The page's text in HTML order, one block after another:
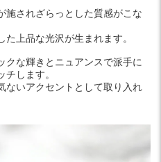
施されざらっとした質感がこな
上品な光沢が生まれます。
クな輝きとニュアンスで派手に
します。
ないアクセントとして取り入れ